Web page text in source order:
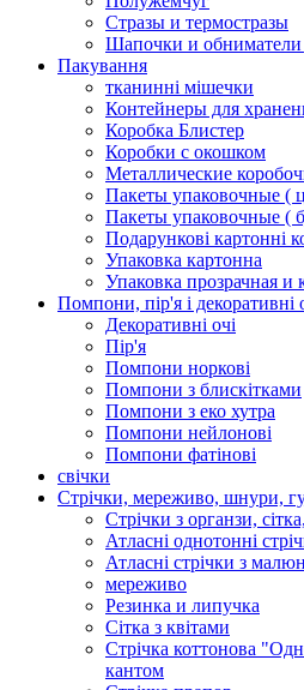
Стразы и термостразы
Шапочки и обниматели
Пакування
тканинні мішечки
Контейнеры для
Коробка Блистер
Коробки с окошком
Металлические
Пакеты упаковочные (
Пакеты упаковочные (
Подарункові картонні
Упаковка картонна
Упаковка прозрачная и
Помпони, пір'я і декоративні
Декоративні очі
Пір'я
Помпони норкові
Помпони з блискітками
Помпони з еко хутра
Помпони нейлонові
Помпони фатінові
свічки
Стрічки, мереживо, шнури,
Стрічки з органзи,
Атласні однотонні
Атласні стрічки з
мереживо
Резинка и липучка
Сітка з квітами
Стрічка коттонова
кантом